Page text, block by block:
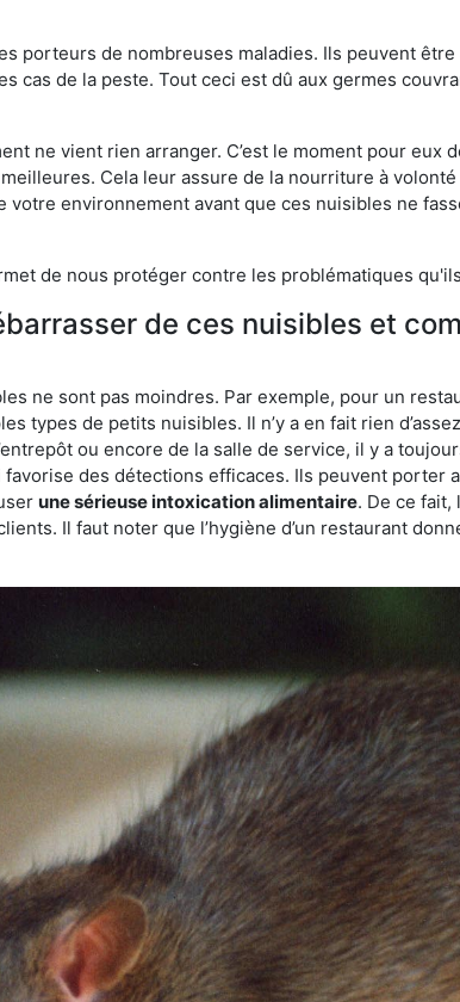
porteurs de nombreuses maladies. Ils peuvent
cas de la peste. Tout ceci est dû aux germes
ne vient rien arranger. C’est le moment pour
Cela leur assure de la nourriture à
environnement avant que ces nuisibles ne
de nous protéger contre les problématiques
de ces nuisibles et
ne sont pas moindres. Par exemple, pour un
types de petits nuisibles. Il n’y a en fait rien
ou encore de la salle de service, il y a
des détections efficaces. Ils peuvent porter
une sérieuse intoxication alimentaire. De ce
Il faut noter que l’hygiène d’un restaurant